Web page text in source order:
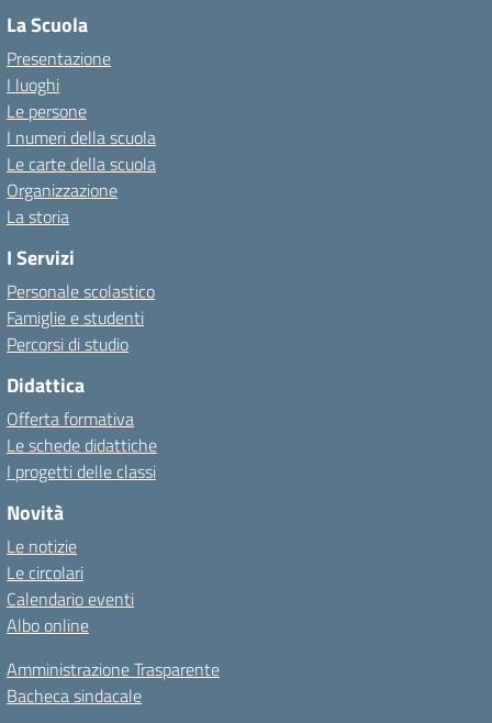
La Scuola
Presentazione
I luoghi
Le persone
I numeri della scuola
Le carte della scuola
Organizzazione
La storia
I Servizi
Personale scolastico
Famiglie e studenti
Percorsi di studio
Didattica
Offerta formativa
Le schede didattiche
I progetti delle classi
Novità
Le notizie
Le circolari
Calendario eventi
Albo online
Amministrazione Trasparente
Bacheca sindacale